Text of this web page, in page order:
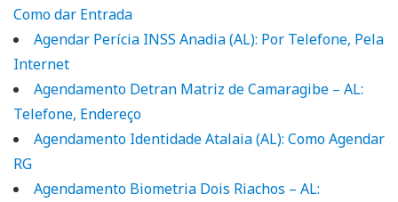
Como dar Entrada
Agendar Perícia INSS Anadia (AL): Por Telefone, Pela
Internet
Agendamento Detran Matriz de Camaragibe – AL:
Telefone, Endereço
Agendamento Identidade Atalaia (AL): Como Agendar
RG
Agendamento Biometria Dois Riachos – AL: